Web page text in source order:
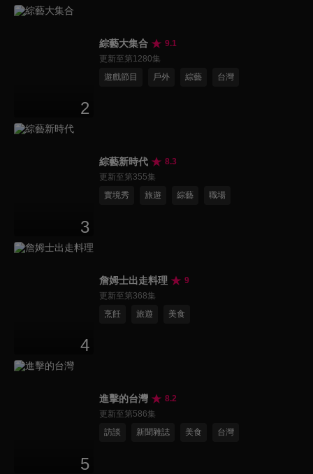
2
綜藝大集合
9.1
更新至第1280集
遊戲節目
戶外 綜藝 台灣
3
綜藝新時代
8.3
更新至第355集
實境秀
旅遊 綜藝 職場
4
詹姆士出走料理
9
更新至第368集
烹飪
旅遊 美食
5
進擊的台灣
8.2
更新至第586集
訪談
新聞雜誌 美食 台灣